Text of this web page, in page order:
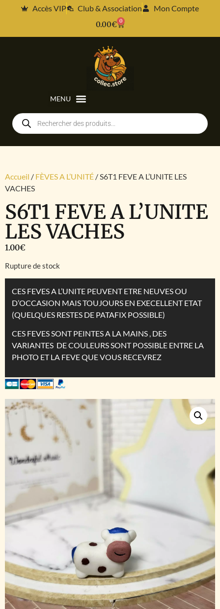
Accès VIP Club & Association
Mon Compte
0.00€ 0
Accueil / FÈVES A L’UNITÉ / S6T1 FEVE A L’UNITE LES
VACHES
S6T1 FEVE A L’UNITE
LES VACHES
1.00€
Rupture de stock
CES FEVES A L’UNITE PEUVENT ETRE NEUVES OU
D’OCCASION MAIS TOUJOURS EN EXECELLENT ETAT
(QUELQUES RESTES DE PATAFIX POSSIBLE)
CES FEVES SONT PEINTES A LA MAINS , DES
VARIANTES DE COULEURS SONT POSSIBLE ENTRE LA
PHOTO ET LA FEVE QUE VOUS RECEVREZ